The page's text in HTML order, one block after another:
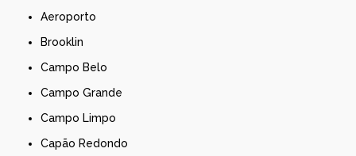
Aeroporto
Brooklin
Campo Belo
Campo Grande
Campo Limpo
Capão Redondo